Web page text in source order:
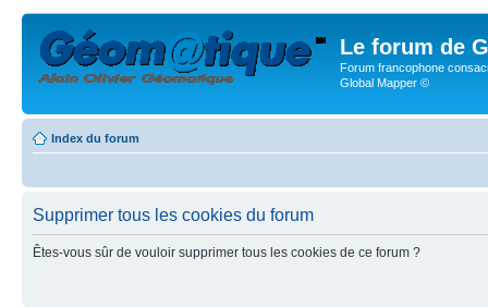
Le forum de
Forum francophone
Global Mapper ©
Index du forum
Supprimer tous les cookies du forum
Êtes-vous sûr de vouloir supprimer tous les cookies de ce forum ?